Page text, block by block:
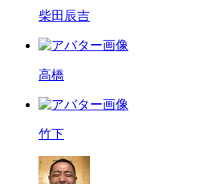
柴田辰吉
高橋
竹下